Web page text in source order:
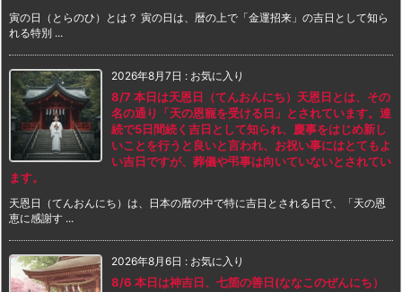
寅の日（とらのひ）とは？ 寅の日は、暦の上で「金運招来」の吉日として知ら
れる特別 ...
2026年8月7日 : お気に入り
8/7 本日は天恩日（てんおんにち）天恩日とは、その
名の通り「天の恩寵を受ける日」とされています。連
続で5日間続く吉日として知られ、慶事をはじめ新し
いことを行うと良いと言われ、お祝い事にはとてもよ
い吉日ですが、葬儀や弔事は向いていないとされてい
ます。
天恩日（てんおんにち）は、日本の暦の中で特に吉日とされる日で、「天の恩
恵に感謝す ...
2026年8月6日 : お気に入り
8/6 本日は神吉日、七箇の善日(ななこのぜんにち）